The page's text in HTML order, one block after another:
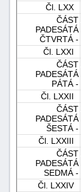
Čl. LXX
ČÁST
PADESÁTÁ
ČTVRTÁ -
Čl. LXXI
ČÁST
PADESÁTÁ
PÁTÁ -
Čl. LXXII
ČÁST
PADESÁTÁ
ŠESTÁ -
Čl. LXXIII
ČÁST
PADESÁTÁ
SEDMÁ -
Čl. LXXIV